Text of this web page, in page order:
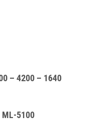
– 4200 – 1640
ML-5100